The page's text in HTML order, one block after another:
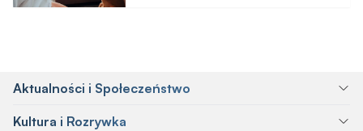
Aktualności i Społeczeństwo
Kultura i Rozrywka